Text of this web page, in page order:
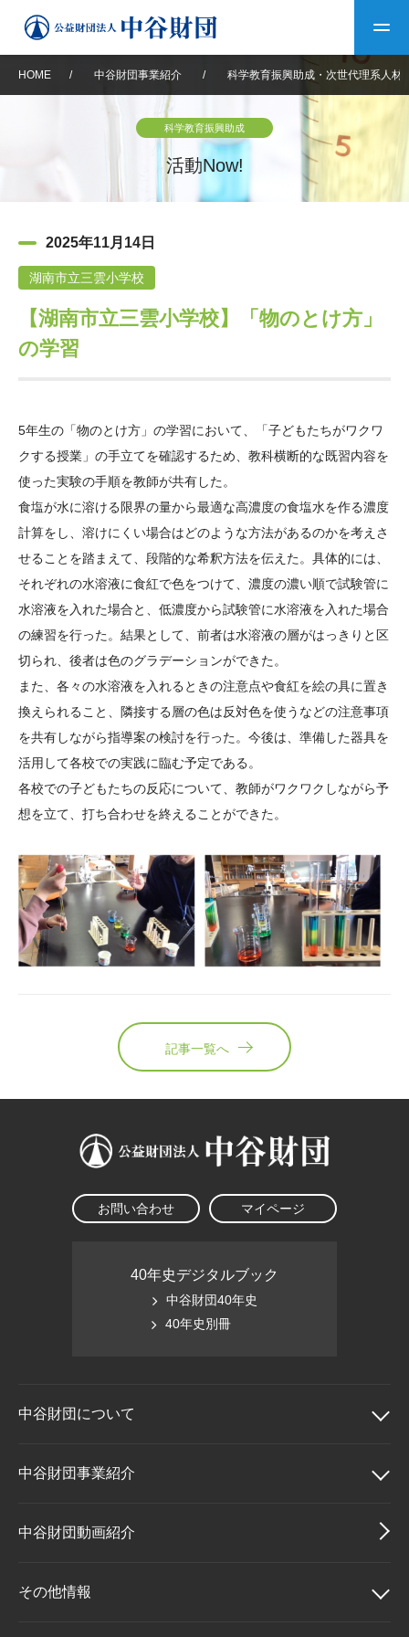
中谷財団について
設立趣意書
沿革 40年史デジタルブック
役員・評議員 公開情報
年報一覧 中谷財団レポート
中谷財団事業紹介
神戸賞 長期大型研究助成
大学院生奨学金
国際学生交流プログラ
ム
科学教育振興助成・
次世代理系人材育成プ
ログラム助成
中谷財団動画紹介
その他情報
アクセス よくあるご質問
サイトマップ 中谷財団アーカイブ
日本語 English マイページ
HOME / 中谷財団事業紹介 / 科学教育振興助成・次世代理系人材
科学教育振興助成
活動Now!
2025年11月14日
湖南市立三雲小学校
【湖南市立三雲小学校】「物のとけ方」
の学習
5年生の「物のとけ方」の学習において、「子どもたちがワクワ
クする授業」の手立てを確認するため、教科横断的な既習内容を
使った実験の手順を教師が共有した。
食塩が水に溶ける限界の量から最適な高濃度の食塩水を作る濃度
計算をし、溶けにくい場合はどのような方法があるのかを考えさ
せることを踏まえて、段階的な希釈方法を伝えた。具体的には、
それぞれの水溶液に食紅で色をつけて、濃度の濃い順で試験管に
水溶液を入れた場合と、低濃度から試験管に水溶液を入れた場合
の練習を行った。結果として、前者は水溶液の層がはっきりと区
切られ、後者は色のグラデーションができた。
また、各々の水溶液を入れるときの注意点や食紅を絵の具に置き
換えられること、隣接する層の色は反対色を使うなどの注意事項
を共有しながら指導案の検討を行った。今後は、準備した器具を
活用して各校での実践に臨む予定である。
各校での子どもたちの反応について、教師がワクワクしながら予
想を立て、打ち合わせを終えることができた。
記事一覧へ
お問い合わせ マイページ
40年史デジタルブック
中谷財団40年史
40年史別冊
中谷財団について
中谷財団について
理事長挨拶
設立趣意書
中谷財団事業紹介
中谷財団事業紹介
中谷賞
中谷財団動画紹介
その他情報